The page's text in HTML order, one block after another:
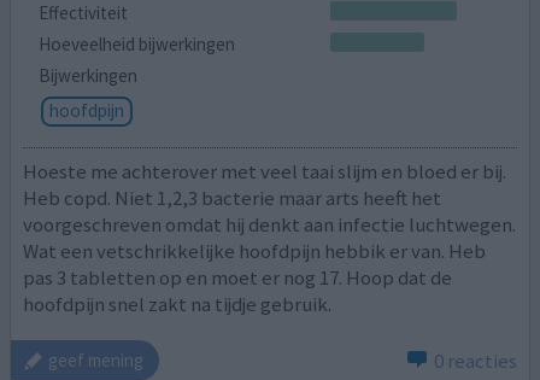
Effectiviteit
Hoeveelheid bijwerkingen
Bijwerkingen
hoofdpijn
Hoeste me achterover met veel taai slijm en bloed er bij.
Heb copd. Niet 1,2,3 bacterie maar arts heeft het
voorgeschreven omdat hij denkt aan infectie luchtwegen.
Wat een vetschrikkelijke hoofdpijn hebbik er van. Heb
pas 3 tabletten op en moet er nog 17. Hoop dat de
hoofdpijn snel zakt na tijdje gebruik.
geef mening 0 reacties